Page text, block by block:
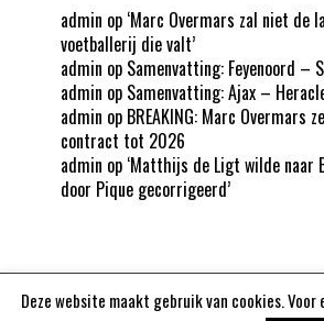
admin op ‘Marc Overmars zal niet de
voetballerij die valt’
admin op Samenvatting: Feyenoord –
admin op Samenvatting: Ajax –
admin op BREAKING: Marc Overmars
contract tot 2026
admin op ‘Matthijs de Ligt wilde naar
door Pique gecorrigeerd’
Deze website maakt gebruik van cookies.